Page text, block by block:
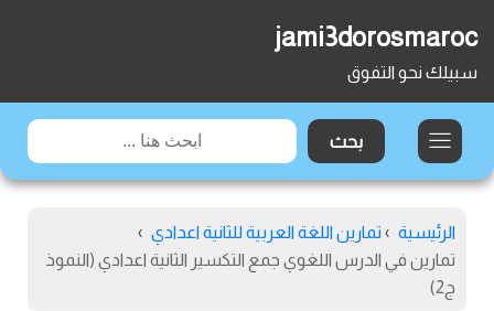
jami3dorosmaroc
سبيلك نحو التفوق
الرئيسية › تمارين اللغة العربية للثانية اعدادي ›
تمارين في الدرس اللغوي جمع التكسير الثانية اعدادي (النموذ
ج2)